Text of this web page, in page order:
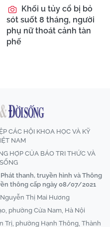
Khối u tủy cổ bị bỏ
sót suốt 8 tháng, người
phụ nữ thoát cảnh tàn
phế
CÁC HỘI KHOA HỌC VÀ KỸ
NAM
HỢP CỦA BÁO TRI THỨC VÀ
thanh, truyền hình và Thông
thông cấp ngày 08/07/2021
Thị Mai Hương
phường Cửa Nam, Hà Nội
Trị, phường Hạnh Thông, Thành